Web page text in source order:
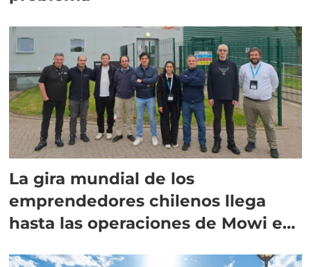
La gira mundial de los
emprendedores chilenos llega
hasta las operaciones de Mowi en